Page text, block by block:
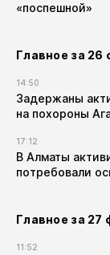
«поспешной»
Главное за 26
14:50
Задержаны
на похороны
17:12
В Алматы
потребовали
Главное за 27
11:52